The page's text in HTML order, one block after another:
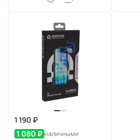
1 190 ₽
1 080 ₽ наличными